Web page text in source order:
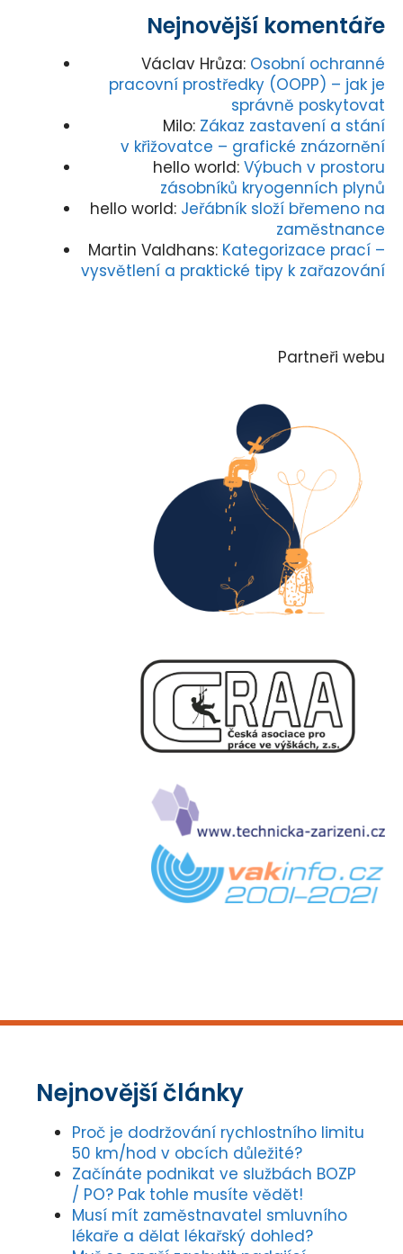
Nejnovější komentáře
Václav Hrůza: Osobní ochranné
pracovní prostředky (OOPP) – jak je
správně poskytovat
Milo: Zákaz zastavení a stání
v křižovatce – grafické znázornění
hello world: Výbuch v prostoru
zásobníků kryogenních plynů
hello world: Jeřábník složí břemeno na
zaměstnance
Martin Valdhans: Kategorizace prací –
vysvětlení a praktické tipy k zařazování
Partneři webu
Proč je dodržování rychlostního limitu
50 km/hod v obcích důležité?
Začínáte podnikat ve službách BOZP
/ PO? Pak tohle musíte vědět!
Musí mít zaměstnavatel smluvního
lékaře a dělat lékařský dohled?
Muž se snaží zachytit padající